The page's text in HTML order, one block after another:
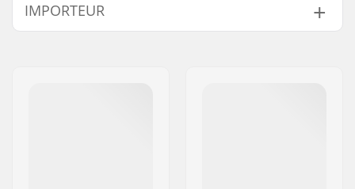
Pedalen materiaal:
Gewicht:
450g
IMPORTEUR